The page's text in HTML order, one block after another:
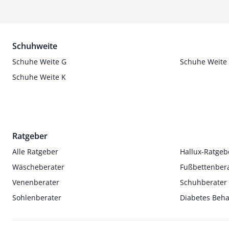
Schuhweite
Schuhe Weite G
Schuhe Weite
Schuhe Weite K
Ratgeber
Alle Ratgeber
Hallux-
Wäscheberater
Venenberater
Schuhberater
Sohlenberater
Diabetes